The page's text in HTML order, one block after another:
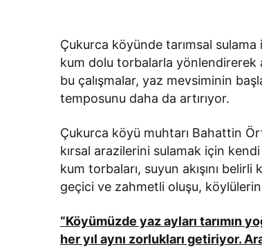
Çukurca köyünde tarımsal sulama
kum dolu torbalarla yönlendirerek
bu çalışmalar, yaz mevsiminin
temposunu daha da artırıyor.
Çukurca köyü muhtarı Bahattin
kırsal arazilerini sulamak için
kum torbaları, suyun akışını
geçici ve zahmetli oluşu,
“Köyümüzde yaz ayları tarımın
her yıl aynı zorlukları getiriyor.